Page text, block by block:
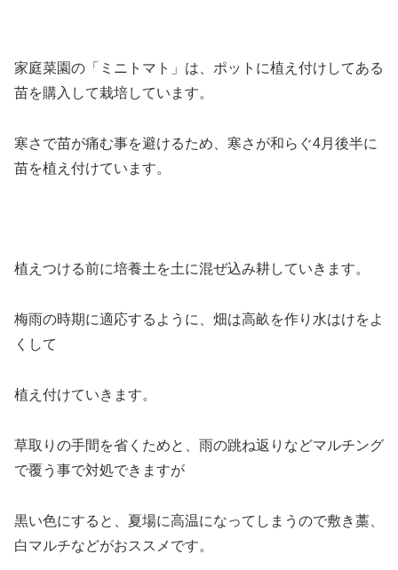
家庭菜園の「ミニトマト」は、ポットに植え付けしてある
苗を購入して栽培しています。
寒さで苗が痛む事を避けるため、寒さが和らぐ4月後半に
苗を植え付けています。
植えつける前に培養土を土に混ぜ込み耕していきます。
梅雨の時期に適応するように、畑は高畝を作り水はけをよ
くして
植え付けていきます。
草取りの手間を省くためと、雨の跳ね返りなどマルチング
で覆う事で対処できますが
黒い色にすると、夏場に高温になってしまうので敷き藁、
白マルチなどがおススメです。